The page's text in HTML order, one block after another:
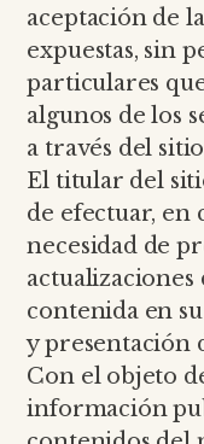
aceptación de
expuestas, sin
particulares
algunos de los
a través del
El titular del
de efectuar, en
necesidad de
contenida en
y presentación
Con el objeto
información